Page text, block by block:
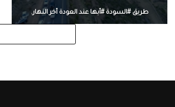
طريق #السودة #أبها عند العودة أخر النهار.